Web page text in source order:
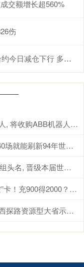
交额增长超560%
伤
退场态势 空方呈进场态势
尚盈配资 孙正义称软银已开始量产机器人, 将收购ABB机器人业务成“世界第一”
飞乐乐 天价球票一票难求! 99.6%满座, 60场就能刷新94年世界杯纪录
配资世家 连续15届突围! 巴西7分锁定小组头名, 晋级本届世界杯32强
跟投之家 穿深航制服戴国航徽卖“中航空”卡！充900得2000？深航紧急辟谣：非员工，套路老旧
翻倍赚 新能源大规模消纳面临瓶颈，山西探路资源型大省示范样本